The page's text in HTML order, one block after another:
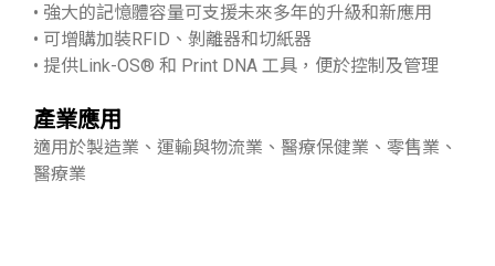
• 強大的記憶體容量可支援未來多年的升級和新應用
• 可增購加裝RFID、剝離器和切紙器
• 提供Link-OS® 和 Print DNA 工具，便於控制及管理
產業應用
適用於製造業、運輸與物流業、醫療保健業、零售業、
醫療業